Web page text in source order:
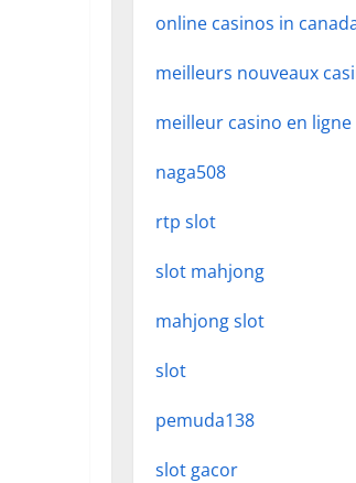
online casinos in
meilleurs nouveaux
meilleur casino en
naga508
rtp slot
slot mahjong
mahjong slot
slot
pemuda138
slot gacor